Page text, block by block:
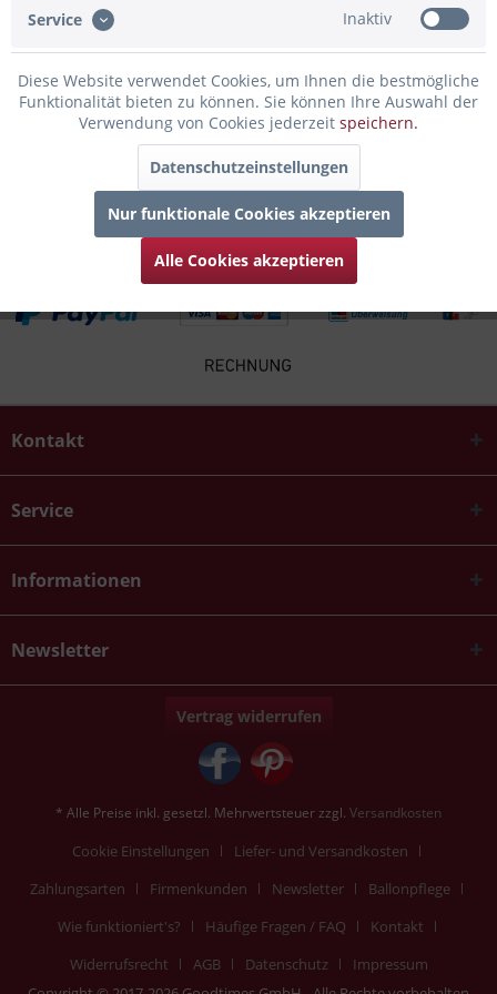
Folgende Infos zum Hersteller sind verfübar......mehr
Zubehör 4
Kunden kauften auch
Kontakt
Service
Informationen
Newsletter
Vertrag widerrufen
* Alle Preise inkl. gesetzl. Mehrwertsteuer zzgl. Versandkosten
Cookie Einstellungen
Liefer- und Versandkosten
Zahlungsarten
Firmenkunden Newsletter
Ballonpflege
Wie funktioniert's?
Häufige Fragen / FAQ
Kontakt
Widerrufsrecht
AGB Datenschutz
Impressum
Service Inaktiv
Diese Website verwendet Cookies, um Ihnen die bestmögliche
Funktionalität bieten zu können. Sie können Ihre Auswahl der
Verwendung von Cookies jederzeit speichern.
Datenschutzeinstellungen
Nur funktionale Cookies akzeptieren
Alle Cookies akzeptieren